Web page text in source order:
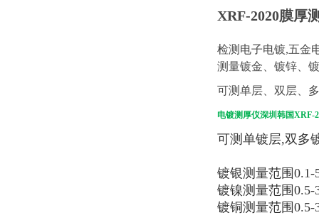
XRF-2020膜厚
检测电子电镀,五金
测量镀金、镀锌、
可测单层、双层、
电镀测厚仪深圳韩国XRF-
可测单镀层,双多
镀银测量范围0.1-
镀镍测量范围0.5-
镀铜测量范围0.5-